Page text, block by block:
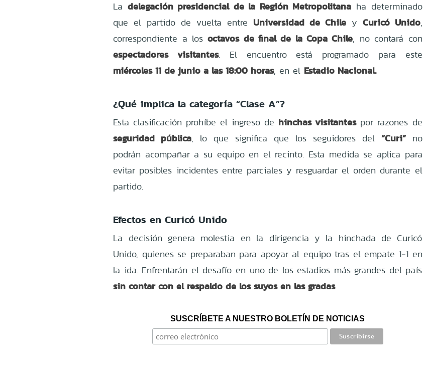
La delegación presidencial de la Región Metropolitana ha determinado
que el partido de vuelta entre Universidad de Chiley Curicó Unido,
correspondiente a losoctavos de final de la Copa Chile, no contará con
espectadores visitantes. El encuentro está programado para este
miércoles 11 de junio a las 18:00 horas, en el Estadio Nacional.
¿Qué implica la categoría “Clase A”?
Esta clasificación prohíbe el ingreso de hinchas visitantespor razones de
seguridad pública, lo que significa que los seguidores del “Curi”no
podrán acompañar a su equipo en el recinto. Esta medida se aplica para
evitar posibles incidentes entre parciales y resguardar el orden durante el
partido.
Efectos en Curicó Unido
La decisión genera molestia en la dirigencia y la hinchada de Curicó
Unido, quienes se preparaban para apoyar al equipo tras el empate 1‑1 en
la ida. Enfrentarán el desafío en uno de los estadios más grandes del país
sin contar con el respaldo de los suyos en las gradas.
SUSCRÍBETE A NUESTRO BOLETÍN DE NOTICIAS